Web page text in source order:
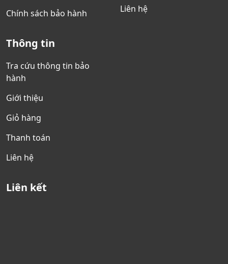
Chính sách bảo hành
Liên hệ
Thông tin
Tra cứu thông tin bảo
hành
Giới thiệu
Giỏ hàng
Thanh toán
Liên hệ
Liên kết